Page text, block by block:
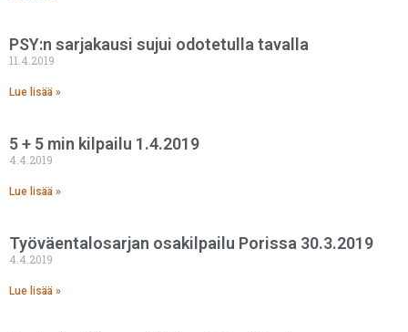
PSY:n sarjakausi sujui odotetulla tavalla
11.4.2019
Lue lisää »
5 + 5 min kilpailu 1.4.2019
4.4.2019
Lue lisää »
Työväentalosarjan osakilpailu Porissa 30.3.2019
4.4.2019
Lue lisää »